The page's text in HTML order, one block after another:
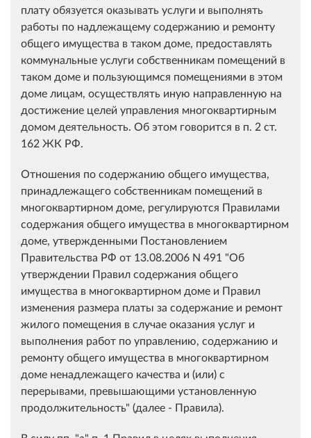
плату обязуется оказывать услуги и выполнять
работы по надлежащему содержанию и ремонту
общего имущества в таком доме, предоставлять
коммунальные услуги собственникам помещений в
таком доме и пользующимся помещениями в этом
доме лицам, осуществлять иную направленную на
достижение целей управления многоквартирным
домом деятельность. Об этом говорится в п. 2 ст.
162 ЖК РФ.
Отношения по содержанию общего имущества,
принадлежащего собственникам помещений в
многоквартирном доме, регулируются Правилами
содержания общего имущества в многоквартирном
доме, утвержденными Постановлением
Правительства РФ от 13.08.2006 N 491 "Об
утверждении Правил содержания общего
имущества в многоквартирном доме и Правил
изменения размера платы за содержание и ремонт
жилого помещения в случае оказания услуг и
выполнения работ по управлению, содержанию и
ремонту общего имущества в многоквартирном
доме ненадлежащего качества и (или) с
перерывами, превышающими установленную
продолжительность" (далее - Правила).